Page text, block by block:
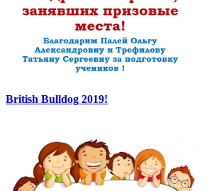
British Bulldog 2019!